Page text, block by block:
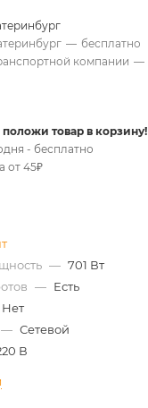
— бесплатно
компании —
товар в корзину!
- бесплатно
от 45₽
— 701 Вт
— Есть
Нет
— Сетевой
В